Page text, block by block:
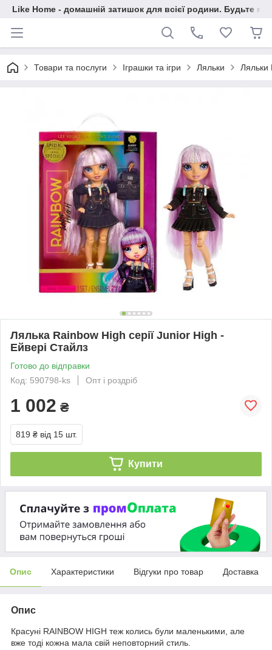
Like Home - домашній затишок для всієї родини. Будьте як
Товари та послуги Іграшки та ігри Ляльки Ляльки
Лялька Rainbow High серії Junior High -
Ейвері Стайлз
Готово до відправки
Код: 590798-ks
Опт і роздріб
1 002 ₴
819 ₴ від 15 шт.
Купити
Опис Характеристики Відгуки про товар Доставка
Опис
Красуні RAINBOW HIGH теж колись були маленькими, але
вже тоді кожна мала свій неповторний стиль.